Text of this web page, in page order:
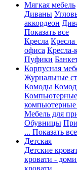
Мягкая мебель
Диваны
аккордеон
Показать все
Кресла Кресла
офиса Кресла-
Пуфики
Корпусная
Журнальные
Комоды
Мебель для
Обувницы
... Показать все
Детская
Детские
кровати -
кровати